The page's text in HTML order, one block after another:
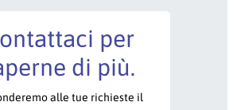
per
di più.
alle tue richieste il